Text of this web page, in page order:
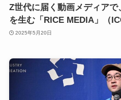
Z世代に届く動画メディア
を生む「RICE MEDIA」（
2025年5月20日